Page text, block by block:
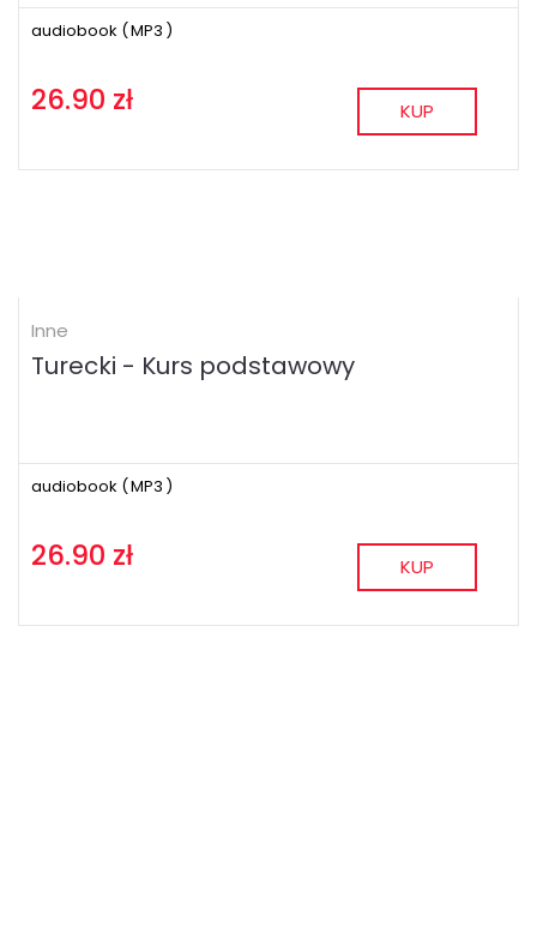
audiobook (MP3 )
26.90 zł KUP
Inne
Turecki - Kurs podstawowy
audiobook (MP3 )
26.90 zł KUP